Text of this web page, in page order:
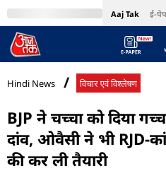
Aaj Tak ई-
MumbaiTak Cosmopolitan
Hindi News विचार एवं विश्लेषण
BJP ने चच्चा को दिया
दांव, ओवैसी ने भी RJD-
की कर ली तैयारी